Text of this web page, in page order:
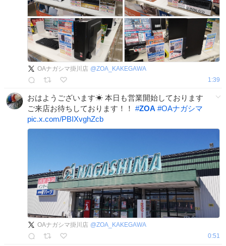
OAナガシマ掛川店 @ZOA_KAKEGAWA
1:39
おはようございます☀ 本日も営業開始しております
ご来店お待ちしております！！ #ZOA #OAナガシマ
pic.x.com/PBIXvghZcb
OAナガシマ掛川店 @ZOA_KAKEGAWA
0:51